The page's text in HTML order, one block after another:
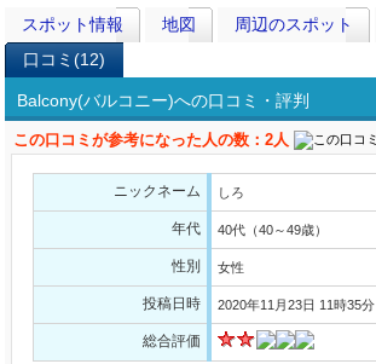
スポット情報 地図 周辺のスポット
口コミ(12)
Balcony(バルコニー)への口コミ・評判
この口コミが参考になった人の数：2人
ニックネーム しろ
年代 40代（40～49歳）
性別 女性
投稿日時 2020年11月23日 11時35分
総合評価